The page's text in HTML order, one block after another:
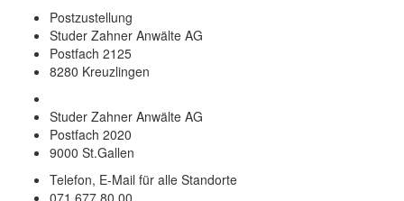
Postzustellung
Studer Zahner Anwälte AG
Postfach 2125
8280 Kreuzlingen
Studer Zahner Anwälte AG
Postfach 2020
9000 St.Gallen
Telefon, E-Mail für alle Standorte
071 677 80 00